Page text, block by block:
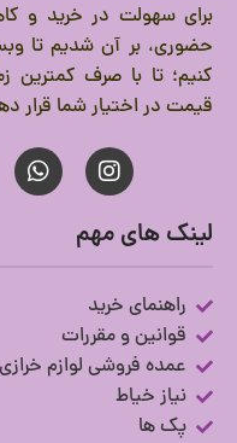
برای سهولت در خرید و
حضوری، بر آن شدیم تا
کنیم؛ تا با صرف کمترین
قیمت در اختیار شما قرار
لینک های مهم
راهنمای خرید
قوانین و مقررات
عمده فروشی لوازم خرازی
نیاز خیاط
پک ها